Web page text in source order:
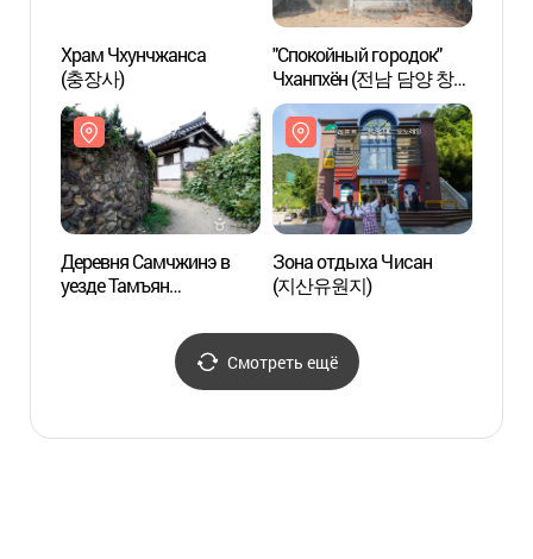
Храм Чхунчжанса
(충장사)
"Спокойный городок"
Чханпхён (전남 담양 창평
[슬로시티])
Деревня Самчжинэ в
уезде Тамъян
(Слоу сити)) (담양 창평
삼지내마을[슬로시티])
Зона отдыха Чисан
(지산유원지)
Смотреть ещё